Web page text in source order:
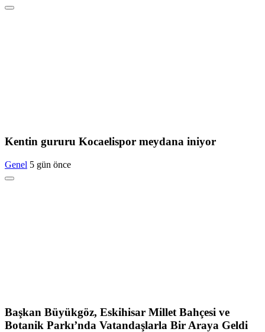
Kentin gururu Kocaelispor meydana iniyor
Genel 5 gün önce
Başkan Büyükgöz, Eskihisar Millet Bahçesi ve
Botanik Parkı’nda Vatandaşlarla Bir Araya Geldi